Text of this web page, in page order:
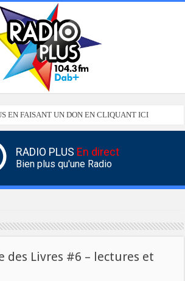
EN FAISANT UN DON EN CLIQUANT ICI
RADIO PLUS En direct
Bien plus qu'une Radio
des Livres #6 – lectures et